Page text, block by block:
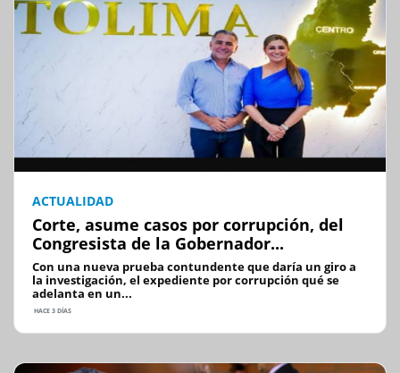
ACTUALIDAD
Corte, asume casos por corrupción, del
Congresista de la Gobernador...
Con una nueva prueba contundente que daría un giro a
la investigación, el expediente por corrupción qué se
adelanta en un...
HACE 3 DÍAS